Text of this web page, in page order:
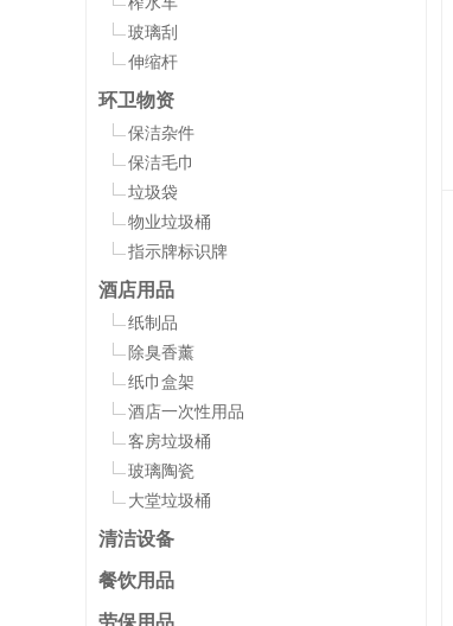
玻璃刮
伸缩杆
环卫物资
保洁杂件
保洁毛巾
垃圾袋
物业垃圾桶
指示牌标识牌
酒店用品
纸制品
除臭香薰
纸巾盒架
酒店一次性用品
客房垃圾桶
玻璃陶瓷
大堂垃圾桶
清洁设备
餐饮用品
劳保用品